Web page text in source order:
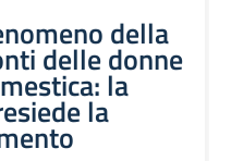
della
delle donne
la
la